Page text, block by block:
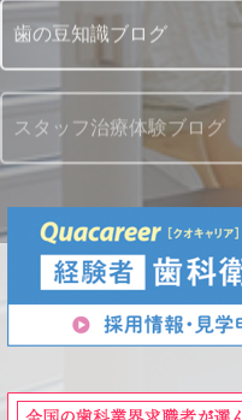
歯の豆知識ブログ
スタッフ治療体験ブログ